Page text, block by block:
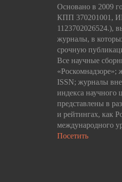
Основано в 2009
КПП 370201001,
1123702026524.),
журналы, в
срочную
Все научные
«Роскомнадзоре»;
ISSN; журналы
индекса научного
представлены в
и рейтингах, как
международного
Посетить